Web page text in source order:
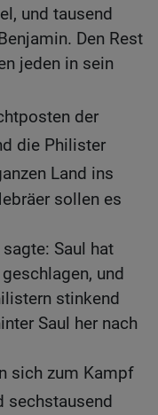
und tausend
Den Rest
jeden in sein
der
die Philister
Land ins
sollen es
Saul hat
und
stinkend
Saul her nach
sich zum Kampf
sechstausend